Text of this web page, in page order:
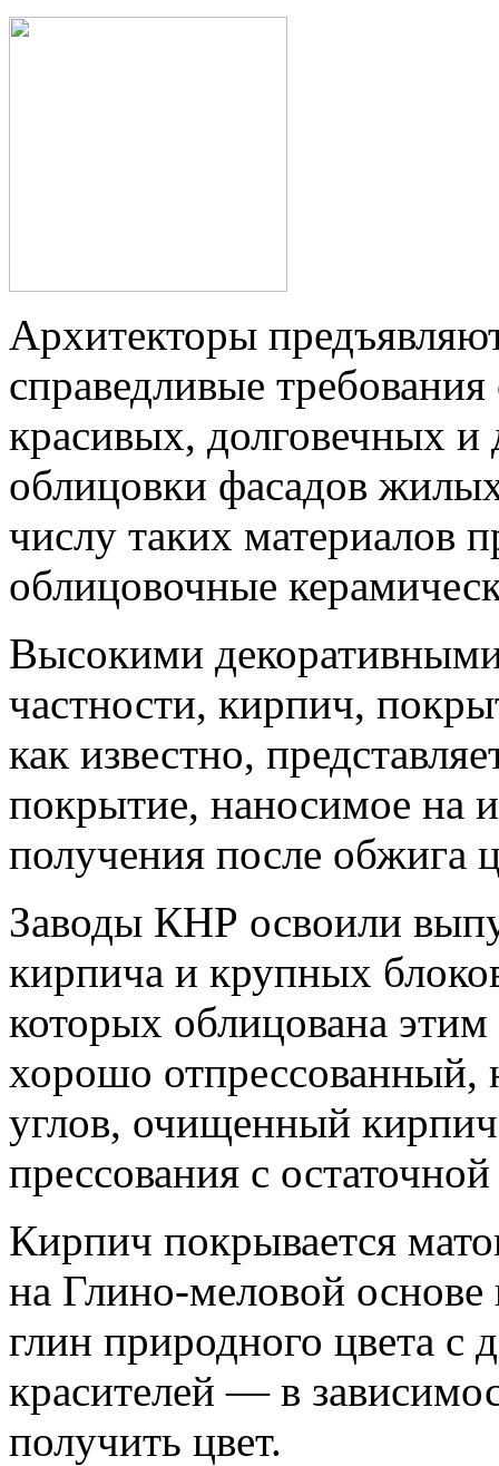
Архитекторы
справедливые
красивых, долговечных
облицовки фасадов
числу таких материалов
облицовочные
Высокими
частности, кирпич,
как известно,
покрытие, наносимое на
получения после обжига
Заводы КНР освоили
кирпича и крупных
которых облицована
хорошо
углов, очищенный
прессования с
Кирпич покрывается
на Глино-меловой
глин природного цвета с
красителей — в
получить цвет.